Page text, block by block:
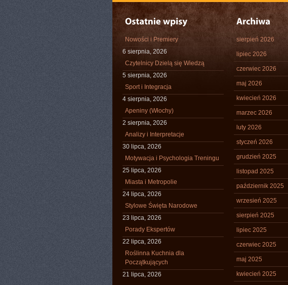
Nowości i Premiery
6 sierpnia, 2026
Czytelnicy Dzielą się Wiedzą
5 sierpnia, 2026
Sport i Integracja
4 sierpnia, 2026
Apeniny (Włochy)
2 sierpnia, 2026
Analizy i Interpretacje
30 lipca, 2026
Motywacja i Psychologia Treningu
25 lipca, 2026
Miasta i Metropolie
24 lipca, 2026
Stylowe Święta Narodowe
23 lipca, 2026
Porady Ekspertów
22 lipca, 2026
Roślinna Kuchnia dla
Początkujących
21 lipca, 2026
sierpień 2026
lipiec 2026
czerwiec 2026
maj 2026
kwiecień 2026
marzec 2026
luty 2026
styczeń 2026
grudzień 2025
listopad 2025
październik 2025
wrzesień 2025
sierpień 2025
lipiec 2025
czerwiec 2025
maj 2025
kwiecień 2025